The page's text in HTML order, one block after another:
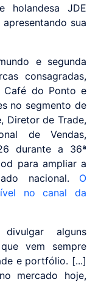
holandesa JDE
sua
e segunda
consagradas,
Café do Ponto e
no segmento de
Diretor de Trade,
de Vendas,
durante a 36ª
para ampliar a
nacional. O
no canal da
alguns
vem sempre
e portfólio. [...]
mercado hoje,